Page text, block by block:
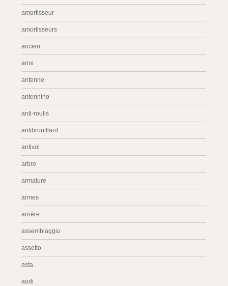
amortisseur
amortisseurs
ancien
anni
antenne
antennino
anti-roulis
antibrouillard
antivol
arbre
armature
armes
arrière
assemblaggio
assetto
asta
audi